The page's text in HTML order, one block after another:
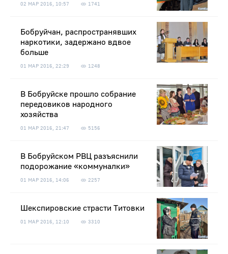
02 МАР 2016, 10:57 1741
Бобруйчан, распространявших
наркотики, задержано вдвое
больше
01 МАР 2016, 22:29 1248
В Бобруйске прошло собрание
передовиков народного
хозяйства
01 МАР 2016, 21:47 5156
В Бобруйском РВЦ разъяснили
подорожание «коммуналки»
01 МАР 2016, 14:06 2257
Шекспировские страсти Титовки
01 МАР 2016, 12:10 3310